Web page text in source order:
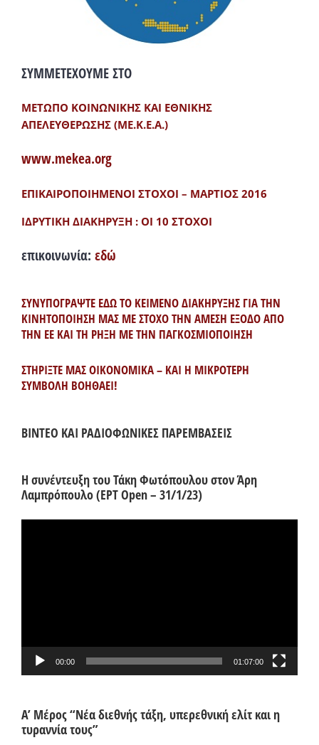
ΣΥΜΜΕΤΕΧΟΥΜΕ ΣΤΟ
ΜΕΤΩΠΟ ΚΟΙΝΩΝΙΚΗΣ ΚΑΙ ΕΘΝΙΚΗΣ
ΑΠΕΛΕΥΘΕΡΩΣΗΣ (ΜΕ.Κ.Ε.Α.)
www.mekea.org
ΕΠΙΚΑΙΡΟΠΟΙΗΜΕΝΟΙ ΣΤΟΧΟΙ – ΜΑΡΤΙΟΣ 2016
ΙΔΡΥΤΙΚΗ ΔΙΑΚΗΡΥΞΗ : ΟΙ 10 ΣΤΟΧΟΙ
επικοινωνία: εδώ
ΣΥΝΥΠΟΓΡΑΨΤΕ ΕΔΩ ΤΟ ΚΕΙΜΕΝΟ ΔΙΑΚΗΡΥΞΗΣ ΓΙΑ ΤΗΝ
ΚΙΝΗΤΟΠΟΙΗΣΗ ΜΑΣ ΜΕ ΣΤΟΧΟ ΤΗΝ ΑΜΕΣΗ ΕΞΟΔΟ ΑΠΟ
ΤΗΝ ΕΕ ΚΑΙ ΤΗ ΡΗΞΗ ΜΕ ΤΗΝ ΠΑΓΚΟΣΜΙΟΠΟΙΗΣΗ
ΣΤΗΡΙΞΤΕ ΜΑΣ ΟΙΚΟΝΟΜΙΚΑ – ΚΑΙ Η ΜΙΚΡΟΤΕΡΗ
ΣΥΜΒΟΛΗ ΒΟΗΘΑΕΙ!
ΒΙΝΤΕΟ ΚΑΙ ΡΑΔΙΟΦΩΝΙΚΕΣ ΠΑΡΕΜΒΑΣΕΙΣ
Η συνέντευξη του Τάκη Φωτόπουλου στον Άρη
Λαμπρόπουλο (ΕΡΤ Open – 31/1/23)
00:00 01:07:00
Α’ Μέρος “Νέα διεθνής τάξη, υπερεθνική ελίτ και η
τυραννία τους”